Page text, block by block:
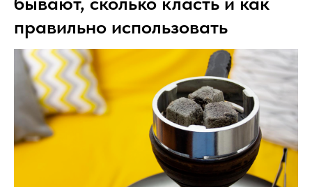
правильно использовать